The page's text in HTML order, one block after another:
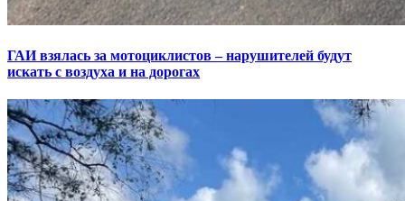
ГАИ взялась за мотоциклистов – нарушителей будут
искать с воздуха и на дорогах